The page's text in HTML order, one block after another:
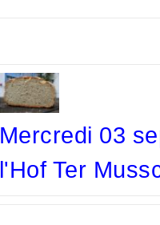
Mercredi 03
l'Hof Ter